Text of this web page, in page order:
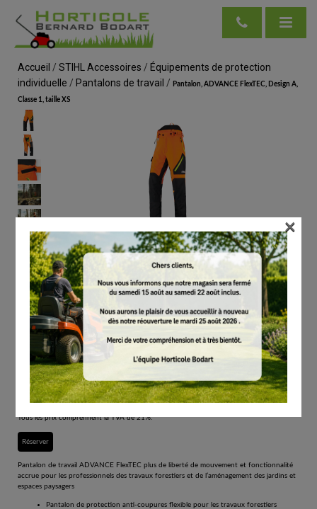
Accueil / STIHL Accessoires / Équipements de protection
individuelle / Pantalons de travail / Pantalon, ADVANCE FlexTEC, Design A,
Classe 1, taille XS
voir en taille réelle
STIHL
Pantalon, ADVANCE FlexTEC, Design A, Classe
1, taille XS
# 00883423002
Pantalons de travail
376.00
Tous les prix comprennent la TVA de 21%.
Réserver
Pantalon de travail ADVANCE FlexTEC plus de liberté de mouvement et fonctionnalité
accrue pour les professionnels des travaux forestiers et de l’aménagement des jardins et
espaces paysagers
Pantalon de protection anti-coupures flexible pour les travaux forestiers
×